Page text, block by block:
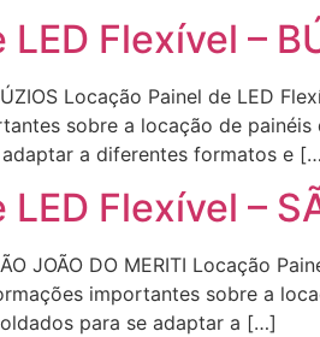
Flexível –
Locação Painel de LED
sobre a locação de
a diferentes formatos e
Flexível –
JOÃO DO MERITI Locação
importantes sobre a
para se adaptar a […]